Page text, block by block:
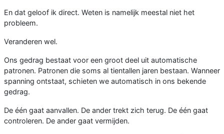
En dat geloof ik direct. Weten is namelijk meestal niet het
probleem.
Veranderen wel.
Ons gedrag bestaat voor een groot deel uit automatische
patronen. Patronen die soms al tientallen jaren bestaan. Wanneer
spanning ontstaat, schieten we automatisch in ons bekende
gedrag.
De één gaat aanvallen. De ander trekt zich terug. De één gaat
controleren. De ander gaat vermijden.